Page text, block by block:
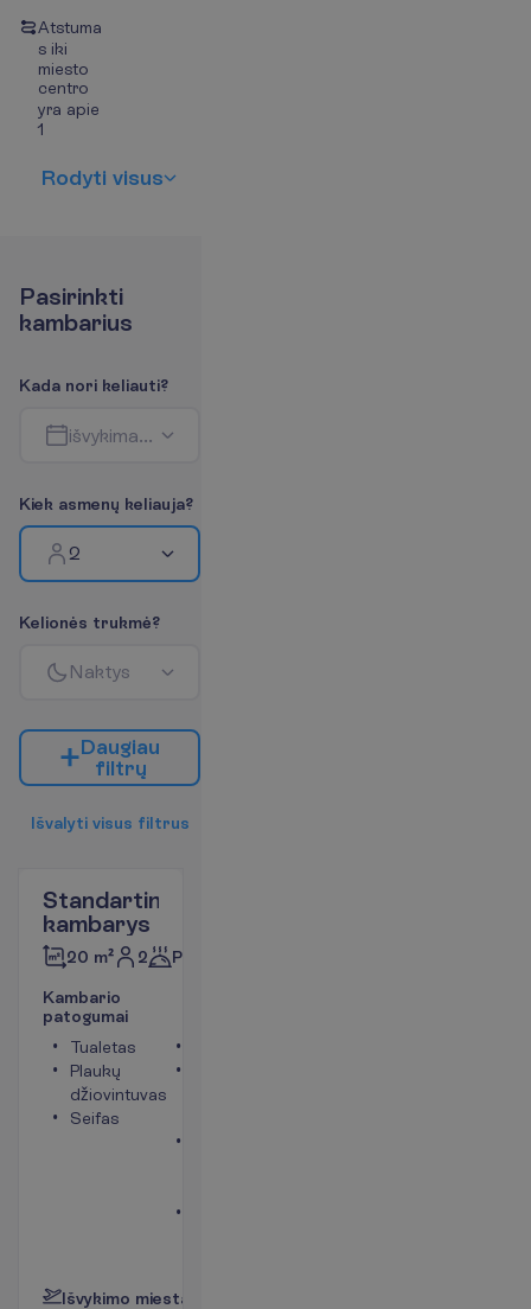
Atstuma
s iki
miesto
centro
yra apie
1
Rodyti visus
Pasirinkti
kambarius
Kada nori keliauti?
išvykimas g
Kiek asmenų keliauja?
2
Kelionės trukmė?
Naktys
Daugiau
filtrų
Išvalyti visus filtrus
Standartinis
kambarys
20 m² 2 Pusryčiai
Kambario
patogumai
Tualetas
Plaukų
džiovintuvas
Seifas
Išvykimo miesta